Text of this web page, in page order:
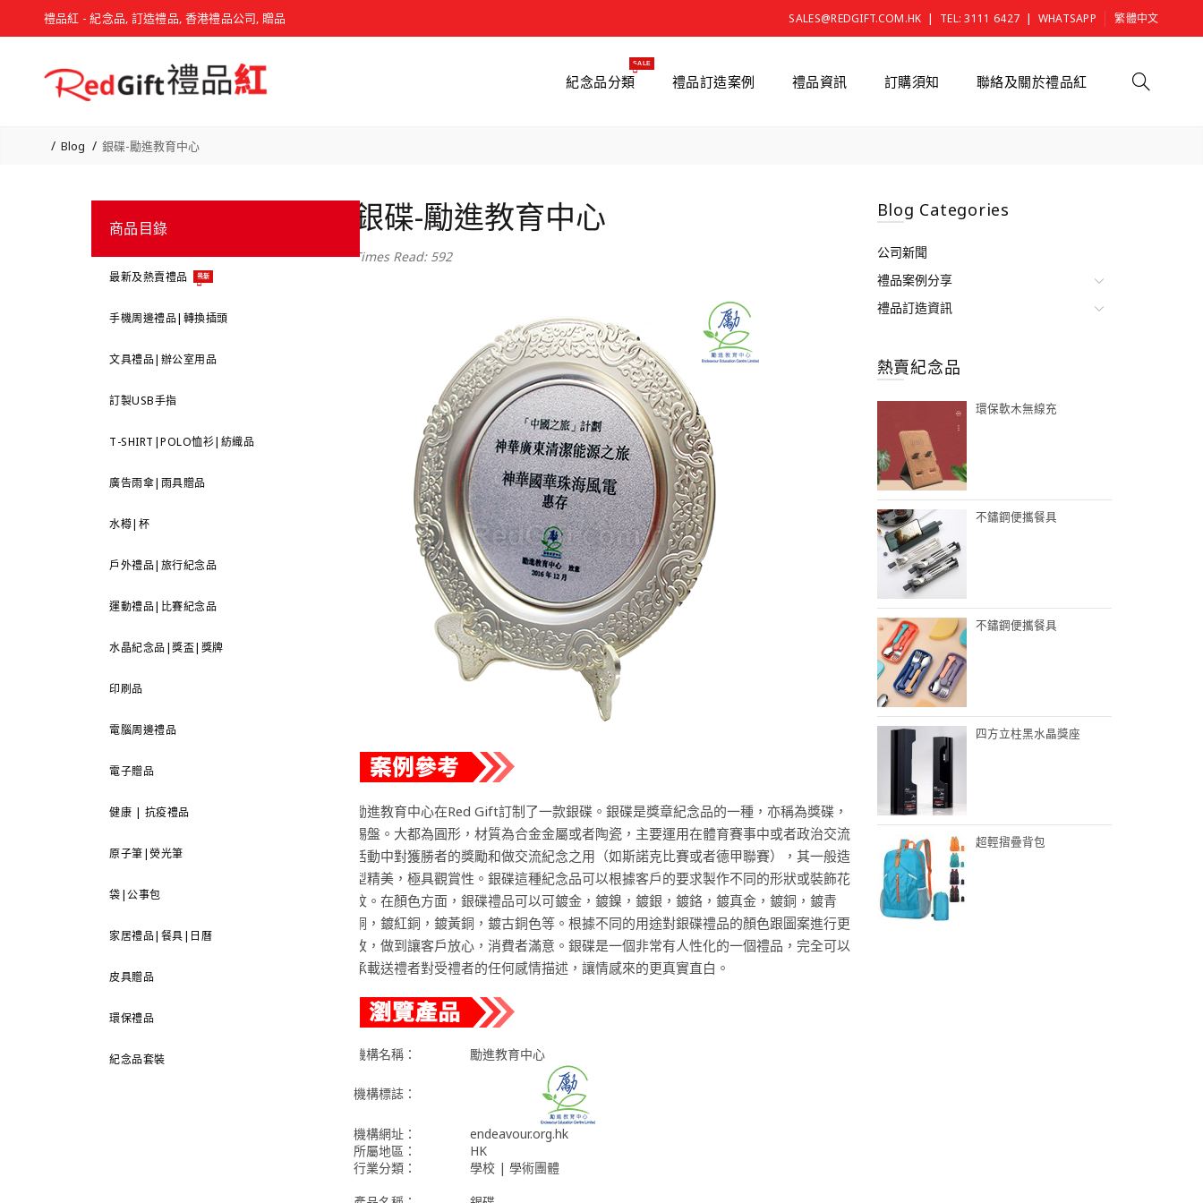
禮品紅 - 紀念品, 訂造禮品, 香港禮品公司, 贈品 SALES@REDGIFT.COM.HK | TEL: 3111 6427 | WHATSAPP 繁體中文
紀念品分類
SALE
禮品訂造案例 禮品資訊 訂購須知 聯絡及關於禮品紅
Blog 銀碟-勵進教育中心
商品目錄
最新及熱賣禮品 最新
手機周邊禮品|轉換插頭
文具禮品|辦公室用品
訂製USB手指
T-SHIRT|POLO恤衫|紡織品
廣告雨傘|雨具贈品
水樽|杯
戶外禮品|旅行紀念品
運動禮品|比賽紀念品
水晶紀念品|獎盃|獎牌
印刷品
電腦周邊禮品
電子贈品
健康 | 抗疫禮品
原子筆|熒光筆
袋|公事包
家居禮品|餐具|日曆
皮具贈品
環保禮品
紀念品套裝
銀碟-勵進教育中心
Times Read: 592
勵進教育中心在Red Gift訂制了一款銀碟。銀碟是獎章紀念品的一種，亦稱為獎碟，
錫盤。大都為圓形，材質為合金金屬或者陶瓷，主要運用在體育賽事中或者政治交流
活動中對獲勝者的獎勵和做交流紀念之用（如斯諾克比賽或者德甲聯賽），其一般造
型精美，極具觀賞性。銀碟這種紀念品可以根據客戶的要求製作不同的形狀或裝飾花
紋。在顏色方面，銀碟禮品可以可鍍金，鍍鎳，鍍銀，鍍鉻，鍍真金，鍍銅，鍍青
銅，鍍紅銅，鍍黃銅，鍍古銅色等。根據不同的用途對銀碟禮品的顏色跟圖案進行更
改，做到讓客戶放心，消費者滿意。銀碟是一個非常有人性化的一個禮品，完全可以
承載送禮者對受禮者的任何感情描述，讓情感來的更真實直白。
機構名稱： 勵進教育中心
機構標誌：
機構網址：
endeavour.org.hk
所屬地區：
HK
行業分類：
學校 | 學術團體
Blog Categories
公司新聞
禮品案例分享
禮品訂造資訊
熱賣紀念品
環保軟木無線充
不鏽鋼便攜餐具
不鏽鋼便攜餐具
四方立柱黑水晶獎座
超輕摺疊背包